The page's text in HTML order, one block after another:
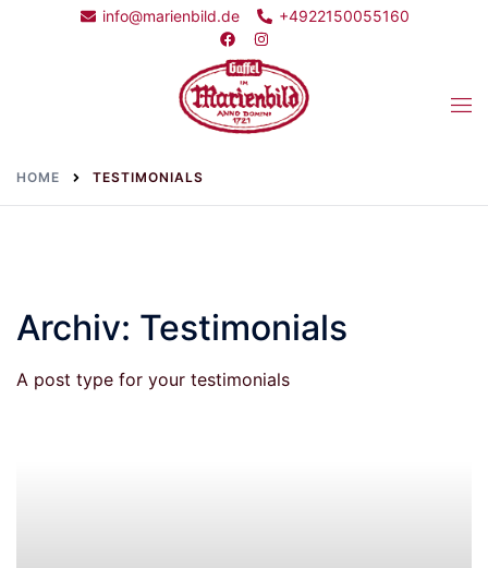
info@marienbild.de +4922150055160
HOME TESTIMONIALS
Archiv: Testimonials
A post type for your testimonials